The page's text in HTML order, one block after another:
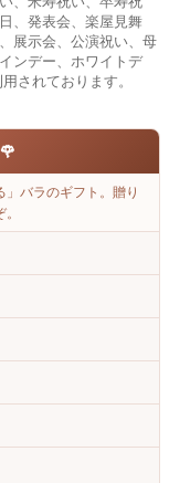
、発表会、楽屋見舞
展示会、公演祝い、母
ンデー、ホワイトデ
されております。
🌹
バラのギフト。贈り